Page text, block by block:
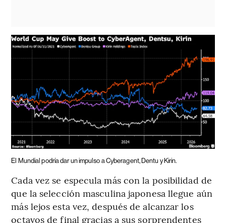
El Mundial podría dar un impulso a Cyberagent, Dentu y Kirin.
Cada vez se especula más con la posibilidad de
que la selección masculina japonesa llegue aún
más lejos esta vez, después de alcanzar los
octavos de final gracias a sus sorprendentes